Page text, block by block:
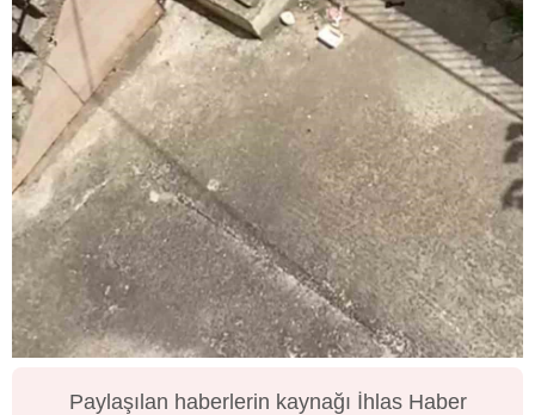
Paylaşılan haberlerin kaynağı İhlas Haber